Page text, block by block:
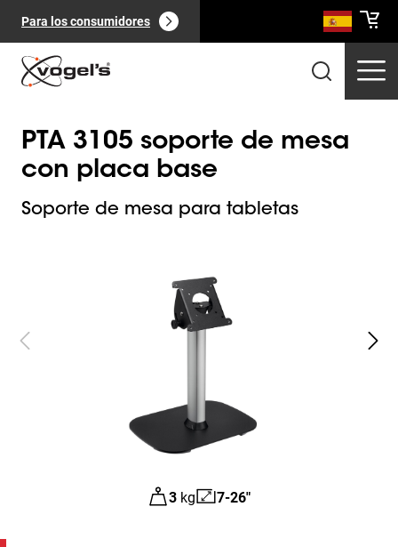
Para los consumidores
PTA 3105 soporte de mesa
con placa base
Soporte de mesa para tabletas
3 kg 7-26"